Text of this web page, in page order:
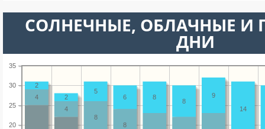
CОЛНЕЧНЫЕ, ОБЛАЧНЫЕ И
ДНИ
20
25
30
35
8
8
4
4
14
9
8
8
6
5
2
2